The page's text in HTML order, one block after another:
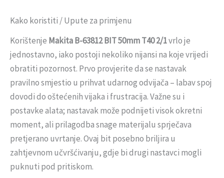
Kako koristiti / Upute za primjenu
Korištenje Makita B-63812 BIT 50mm T40 2/1vrlo je
jednostavno, iako postoji nekoliko nijansi na koje vrijedi
obratiti pozornost. Prvo provjerite da se nastavak
pravilno smjestio u prihvat udarnog odvijača – labav spoj
dovodi do oštećenih vijaka i frustracija. Važne su i
postavke alata; nastavak može podnijeti visok okretni
moment, ali prilagodba snage materijalu sprječava
pretjerano uvrtanje. Ovaj bit posebno briljira u
zahtjevnom učvršćivanju, gdje bi drugi nastavci mogli
puknuti pod pritiskom.